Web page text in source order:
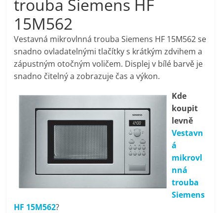
pračky,
televize,
notebooky,
mobilní
telefony,
kávovary,
bazény
Nejlepší
trouba Siemens HF
15M562
Vestavná mikrovlnná trouba Siemens HF 15M562 se
snadno ovladatelnými tlačítky s krátkým zdvihem a
zápustným otočným voličem. Displej v bílé barvě je
snadno čitelný a zobrazuje čas a výkon.
Kde
koupit
levně
Vestavn
á
mikrovl
nná
trouba
Siemens
HF 15M562?